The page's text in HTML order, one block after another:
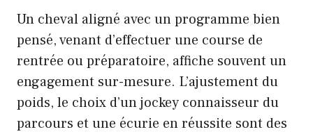
Un cheval aligné avec un programme bien
pensé, venant d’effectuer une course de
rentrée ou préparatoire, affiche souvent un
engagement sur-mesure. L’ajustement du
poids, le choix d’un jockey connaisseur du
parcours et une écurie en réussite sont des